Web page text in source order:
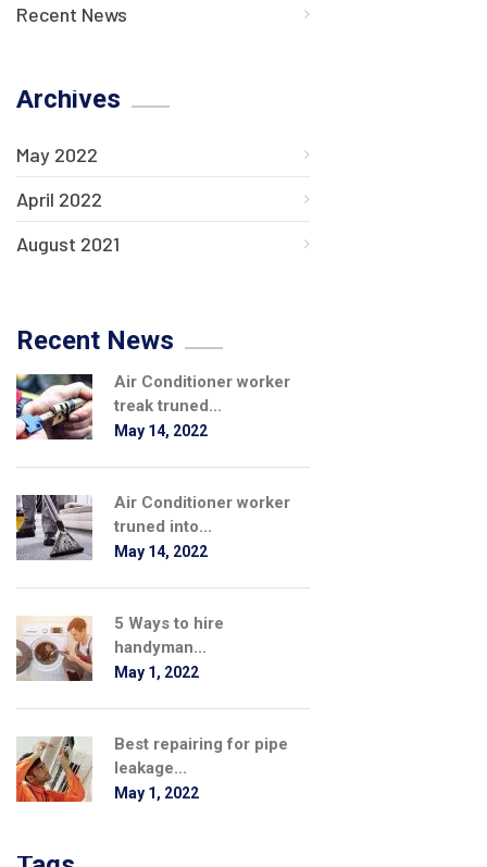
Recent News
Archives
May 2022
April 2022
August 2021
Recent News
Air Conditioner worker
treak truned...
May 14, 2022
Air Conditioner worker
truned into...
May 14, 2022
5 Ways to hire
handyman...
May 1, 2022
Best repairing for pipe
leakage...
May 1, 2022